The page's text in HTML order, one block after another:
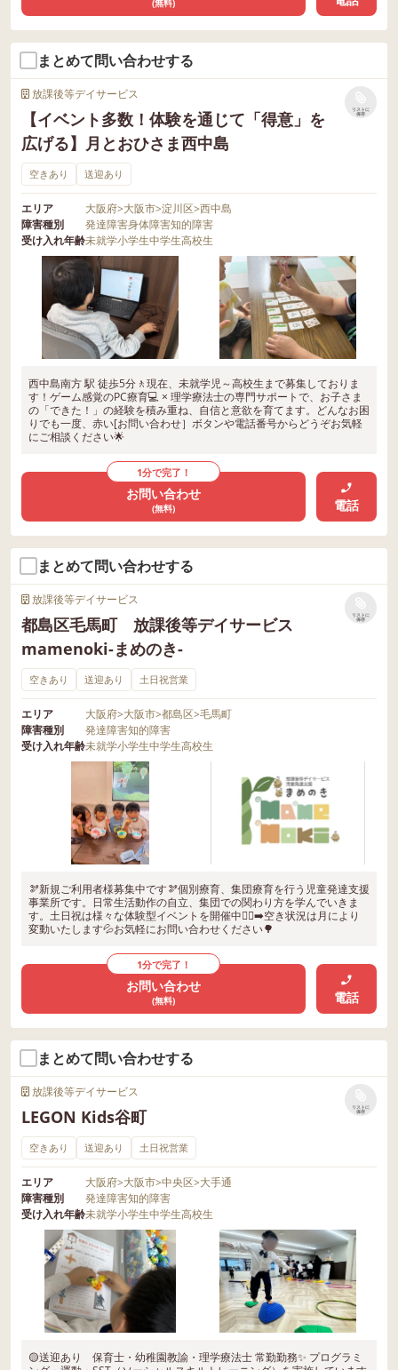
まとめて問い合わせする
放課後等デイサービス
【イベント多数！体験を通じて「得意」を
広げる】月とおひさま西中島
リストに
保存
空きあり 送迎あり
エリア 大阪府>大阪市>淀川区>西中島
障害種別
発達障害身体障害知的障害
受け入れ年齢未就学小学生中学生高校生
西中島南方 駅 徒歩5分🚶現在、未就学児～高校生まで募集しておりま
す！ゲーム感覚のPC療育💻 × 理学療法士の専門サポートで、お子さま
の「できた！」の経験を積み重ね、自信と意欲を育てます。どんなお困
りでも一度、赤い[お問い合わせ］ボタンや電話番号からどうぞお気軽
にご相談ください🌟
1分で完了！
お問い合わせ
(無料) 電話
まとめて問い合わせする
放課後等デイサービス
都島区毛馬町 放課後等デイサービス
mamenoki-まめのき-
リストに
保存
空きあり 送迎あり 土日祝営業
エリア 大阪府>大阪市>都島区>毛馬町
障害種別
発達障害知的障害
受け入れ年齢未就学小学生中学生高校生
🫘新規ご利用者様募集中です🫘個別療育、集団療育を行う児童発達支援
事業所です。日常生活動作の自立、集団での関わり方を学んでいきま
す。土日祝は様々な体験型イベントを開催中🏃‍♂️‍➡️空き状況は月により
変動いたします💦お気軽にお問い合わせください🌳
1分で完了！
お問い合わせ
(無料) 電話
まとめて問い合わせする
放課後等デイサービス
LEGON Kids谷町
リストに
保存
空きあり 送迎あり 土日祝営業
エリア 大阪府>大阪市>中央区>大手通
障害種別
発達障害知的障害
受け入れ年齢未就学小学生中学生高校生
🟡送迎あり 保育士・幼稚園教諭・理学療法士 常勤勤務✨ プログラミ